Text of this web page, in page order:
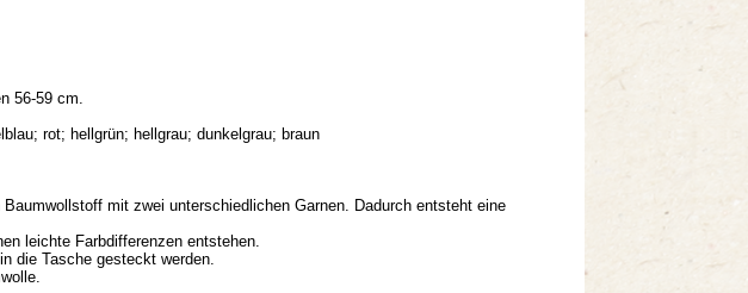
56-59 cm.
rot; hellgrün; hellgrau; dunkelgrau; braun
mit zwei unterschiedlichen Garnen. Dadurch entsteht eine
leichte Farbdifferenzen entstehen.
die Tasche gesteckt werden.